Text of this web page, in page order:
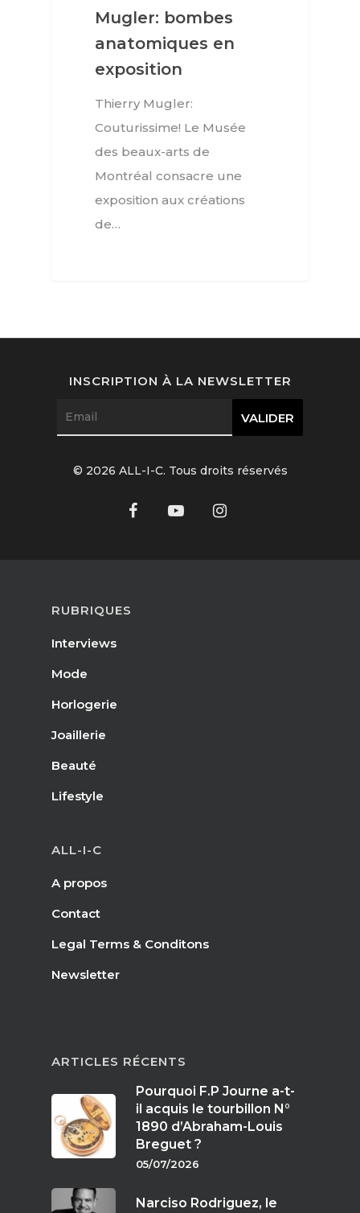
Mugler: bombes
anatomiques en
exposition
Thierry Mugler:
Couturissime! Le Musée
des beaux-arts de
Montréal consacre une
exposition aux créations
de…
RUBRIQUES
Interviews
Mode
Horlogerie
Joaillerie
Beauté
Lifestyle
ALL-I-C
A propos
Contact
Legal Terms & Conditons
Newsletter
ARTICLES RÉCENTS
Pourquoi F.P Journe a-t-
il acquis le tourbillon N°
1890 d’Abraham-Louis
Breguet ?
05/07/2026
Narciso Rodriguez, le
INSCRIPTION À LA NEWSLETTER
© 2026 ALL-I-C. Tous droits réservés
Horlogerie
Joaillerie